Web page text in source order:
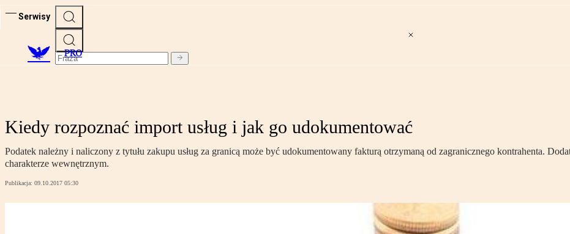
Serwisy
PRO
Kiedy rozpoznać import usług i jak go udokumentować
Podatek należny i naliczony z tytułu zakupu usług za granicą może być udokumentowany fakturą otrzymaną od zagranicznego kontrahenta.
charakterze wewnętrznym.
Publikacja: 09.10.2017 05:30